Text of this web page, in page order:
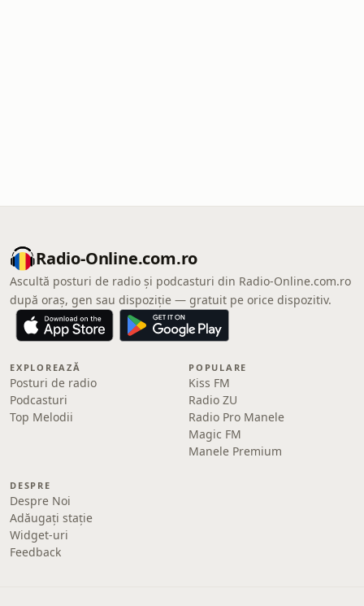
Radio-Online.com.ro
Ascultă posturi de radio și podcasturi din Radio-Online.com.ro
după oraș, gen sau dispoziție — gratuit pe orice dispozitiv.
EXPLOREAZĂ
Posturi de radio
Podcasturi
Top Melodii
POPULARE
Kiss FM
Radio ZU
Radio Pro Manele
Magic FM
Manele Premium
DESPRE
Despre Noi
Adăugați stație
Widget-uri
Feedback